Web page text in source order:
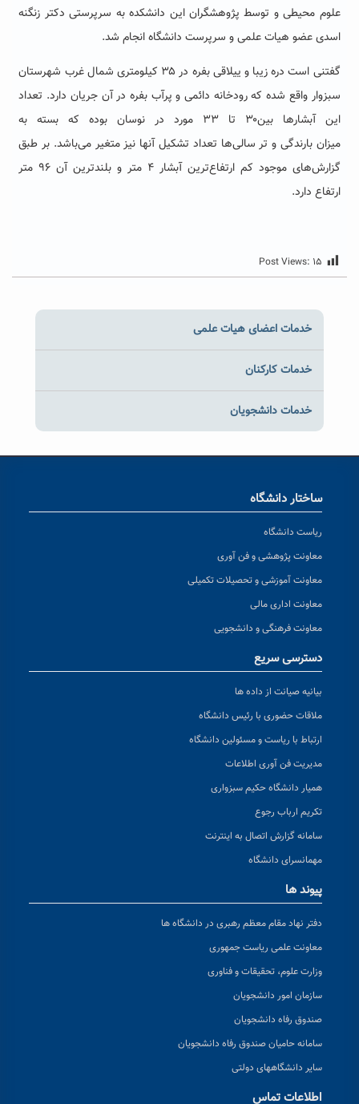
علوم محیطی و توسط پژوهشگران این دانشکده به سرپرستی دکتر زنگنه
اسدی عضو هیات علمی و سرپرست دانشگاه انجام شد.
گفتنی است دره زیبا و ییلاقی بفره در ۳۵ کیلومتری شمال غرب شهرستان
سبزوار واقع شده که رودخانه دائمی و پرآب بفره در آن جریان دارد. تعداد
این آبشارها بین۳۰ تا ۳۳ مورد در نوسان بوده که بسته به
میزان بارندگی و تر سالی‌ها تعداد تشکیل آنها نیز متغیر می‌باشد. بر طبق
گزارش‌های موجود کم ارتفاع‌ترین آبشار ۴ متر و بلندترین آن ۹۶ متر
ارتفاع دارد.
Post Views: ۱۵
خدمات اعضای هیات علمی
خدمات کارکنان
خدمات دانشجویان
ساختار دانشگاه
ریاست دانشگاه
معاونت پژوهشی و فن آوری
معاونت آموزشی و تحصیلات تکمیلی
معاونت اداری مالی
معاونت فرهنگی و دانشجویی
دسترسی سریع
بیانیه صیانت از داده ها
ملاقات حضوری با رئیس دانشگاه
ارتباط با ریاست و مسئولین دانشگاه
مدیریت فن آوری اطلاعات
همیار دانشگاه حکیم سبزواری
تکریم ارباب رجوع
سامانه گزارش اتصال به اینترنت
مهمانسرای دانشگاه
پیوند ها
دفتر نهاد مقام معظم رهبری در دانشگاه ها
معاونت علمی ریاست جمهوری
وزارت علوم، تحقیقات و فناوری
سازمان امور دانشجویان
صندوق رفاه دانشجویان
سامانه حامیان صندوق رفاه دانشجویان
سایر دانشگاههای دولتی
اطلاعات تماس